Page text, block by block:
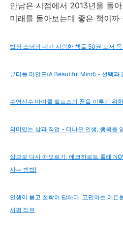
안남은 시점에서 2013년을 돌
미래를 돌아보는데 좋은 책이까
법정 스님의 내가 사랑한 책들 50권 도서 목
뷰티풀 마인드(A Beautiful Mind) - 선택과
수영선수 마이클 펠프스의 꿈을 이루기 위
의미있는 삶과 직업 - 더나은 인생, 행복을
삶으로 다시 떠오르기, 에크하르트 톨레
사는 방법!
인생이 묻고 철학이 답하다, 고민하는 어른
서평 리뷰